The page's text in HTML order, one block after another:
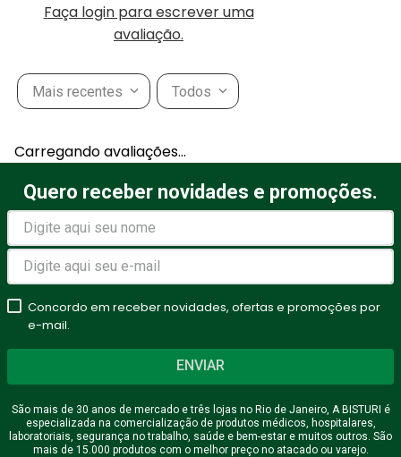
Faça login para escrever uma
avaliação.
Mais recentes Todos
Carregando avaliações…
Quero receber novidades e promoções.
Concordo em receber novidades, ofertas e promoções por
e-mail.
ENVIAR
São mais de 30 anos de mercado e três lojas no Rio de Janeiro, A BISTURI é
especializada na comercialização de produtos médicos, hospitalares,
laboratoriais, segurança no trabalho, saúde e bem-estar e muitos outros. São
mais de 15.000 produtos com o melhor preço no atacado ou varejo.